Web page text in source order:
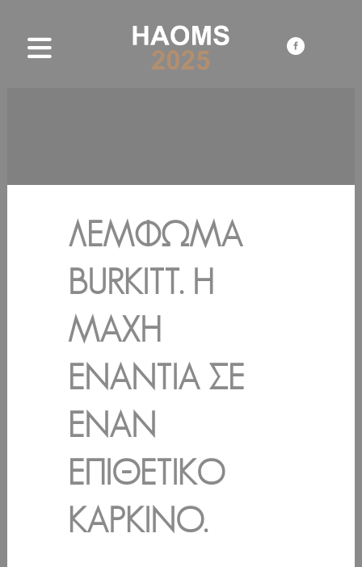
ΛΈΜΦΩΜΑ
BURKITT. Η
ΜΆΧΗ
ΕΝΆΝΤΙΑ ΣΕ
ΈΝΑΝ
ΕΠΙΘΕΤΙΚΌ
ΚΑΡΚΊΝO.